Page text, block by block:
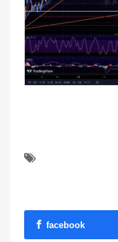
facebook